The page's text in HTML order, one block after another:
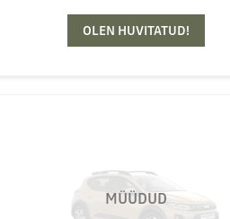
OLEN HUVITATUD!
MÜÜDUD